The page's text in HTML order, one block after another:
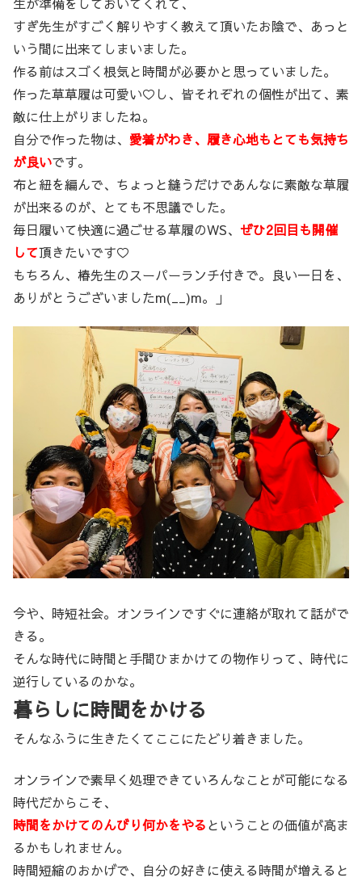
すぎ先生がすごく解りやすく教えて頂いたお陰で、あっと
いう間に出来てしまいました。
作る前はスゴく根気と時間が必要かと思っていました。
作った草草履は可愛い♡し、皆それぞれの個性が出て、素
敵に仕上がりましたね。
自分で作った物は、 愛着がわき、履き心地もとても気持ち
が良いです。
布と紐を編んで、ちょっと縫うだけであんなに素敵な草履
が出来るのが、とても不思議でした。
毎日履いて快適に過ごせる草履のWS、 ぜひ2回目も開催
して頂きたいです♡
もちろん、椿先生のスーパーランチ付きで。良い一日を、
ありがとうございましたm(__)m。」
今や、時短社会。オンラインですぐに連絡が取れて話がで
きる。
そんな時代に時間と手間ひまかけての物作りって、時代に
逆行しているのかな。
暮らしに時間をかける
そんなふうに生きたくてここにたどり着きました。
オンラインで素早く処理できていろんなことが可能になる
時代だからこそ、
時間をかけてのんびり何かをやるということの価値が高ま
るかもしれません。
時間短縮のおかげで、自分の好きに使える時間が増えると